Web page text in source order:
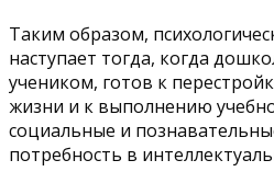
Таким образом,
наступает тогда, когда
учеником, готов к
жизни и к выполнению
социальные и
потребность в